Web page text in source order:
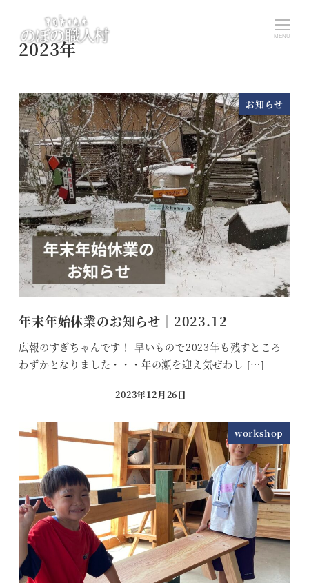
MENU
2023年
お知らせ
年末年始休業のお知らせ｜2023.12
広報のすぎちゃんです！ 早いもので2023年も残すところ
わずかとなりました・・・年の瀬を迎え気ぜわし […]
投稿日
2023年12月26日
workshop